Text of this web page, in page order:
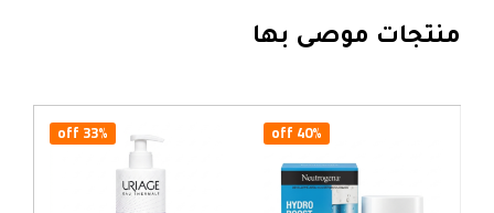
منتجات موصى بها
40% off
33% off